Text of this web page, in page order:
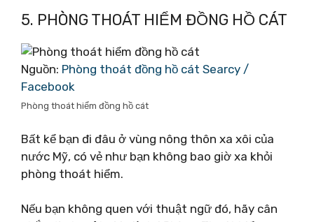
5. PHÒNG THOÁT HIỂM ĐỒNG HỒ CÁT
Nguồn: Phòng thoát đồng hồ cát Searcy /
Facebook
Phòng thoát hiểm đồng hồ cát
Bất kể bạn đi đâu ở vùng nông thôn xa xôi của
nước Mỹ, có vẻ như bạn không bao giờ xa khỏi
phòng thoát hiểm.
Nếu bạn không quen với thuật ngữ đó, hãy cân